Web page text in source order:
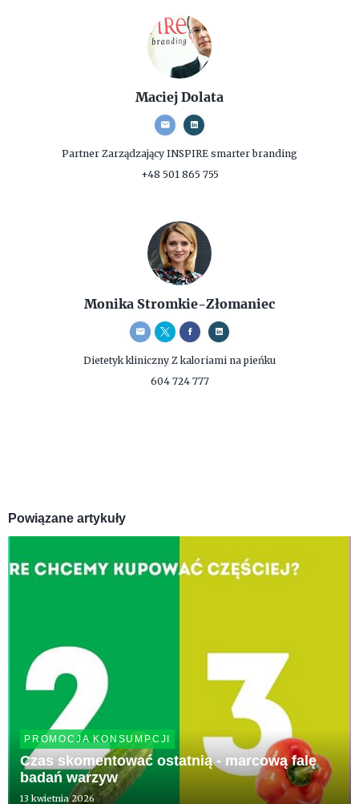
Maciej Dolata
Partner Zarządzający INSPIRE smarter branding
+48 501 865 755
Monika Stromkie-Złomaniec
Dietetyk kliniczny Z kaloriami na pieńku
604 724 777
Powiązane artykuły
PROMOCJA KONSUMPCJI
Czas skomentować ostatnią - marcową falę
badań warzyw
13 kwietnia 2026